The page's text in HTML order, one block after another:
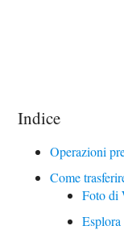
Indice
Operazioni
Come
Foto di